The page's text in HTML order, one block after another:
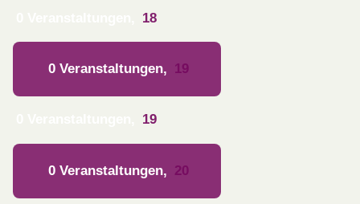
18
0 Veranstaltungen, 19
19
0 Veranstaltungen, 20